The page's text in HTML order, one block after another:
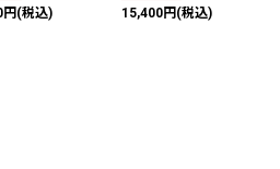
円 (税込) 15,400円 (税込)